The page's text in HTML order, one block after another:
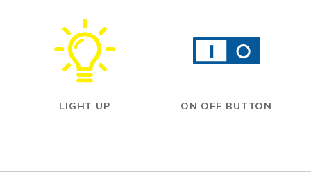
LIGHT UP ON OFF BUTTON